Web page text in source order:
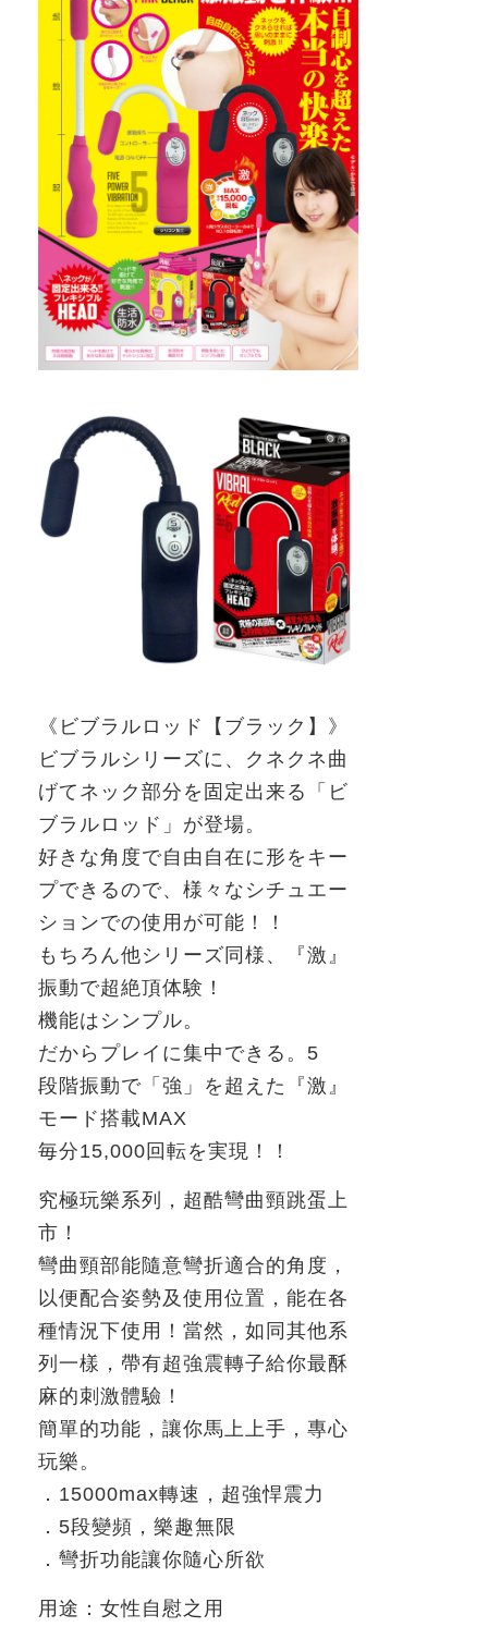
《ビブラル ロッド 【ブラック】 》
ビブラルシリーズに、クネクネ曲
げてネック部分を固定出来る「ビ
ブラルロッド」が登場。
好きな角度で自由自在に形をキー
プできるので、様々なシチュエー
ションでの使用が可能！！
もちろん他シリーズ同様、『激』
振動で超絶頂体験！
機能はシンプル。
だからプレイに集中できる。 5
段階振動で「強」を超えた『激』
モード搭載MAX
毎分15,000 回転を実現！！
究極玩樂系列，超酷彎曲頸跳蛋上
市！
彎曲頸部能隨意彎折適合的角度，
以便配合姿勢及使用位置，能在各
種情況下使用！當然，如同其他系
列一樣，帶有超強震轉子給你最酥
麻的刺激體驗！
簡單的功能，讓你馬上上手，專心
玩樂。
． 15000max轉速，超強悍震力
． 5段變頻，樂趣無限
．彎折功能讓你隨心所欲
用途：女性自慰之用